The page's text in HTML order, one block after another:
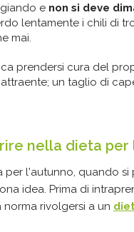
e non si deve
lentamente i chili di
mai.
prendersi cura del
un taglio di
nella dieta per
l'autunno, quando si
idea. Prima di
rivolgersi a un